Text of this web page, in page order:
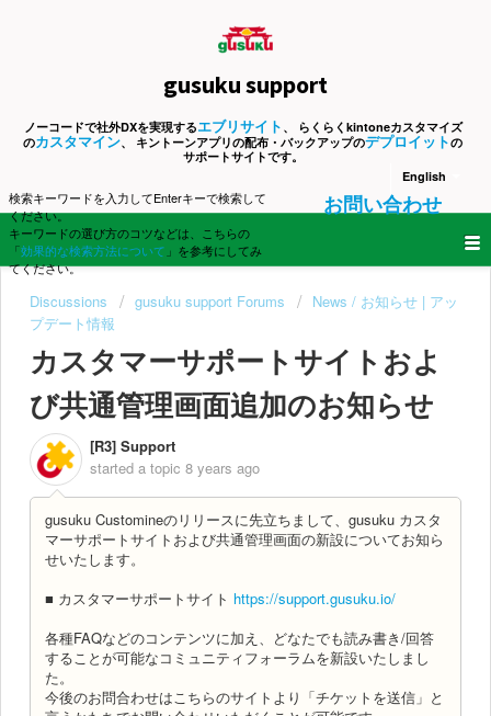
gusuku support
ノーコードで社外DXを実現するエブリサイト 、 らくらくkintoneカスタマイズ
のカスタマイン、 キントーンアプリの配布・バックアップのデプロイットの
サポートサイトです。
English
検索キーワードを入力してEnterキーで検索して
ください。
キーワードの選び方のコツなどは、こちらの
「効果的な検索方法について 」を参考にしてみ
てください。
お問い合わせ
Discussions gusuku support Forums
News / お知らせ | アッ
プデート情報
カスタマーサポートサイトおよ
び共通管理画面追加のお知らせ
[R3] Support
started a topic 8 years ago
gusuku Customineのリリースに先立ちまして、gusuku カスタ
マーサポートサイトおよび共通管理画面の新設についてお知ら
せいたします。
■ カスタマーサポートサイト https://support.gusuku.io/
各種FAQなどのコンテンツに加え、どなたでも読み書き/回答
することが可能なコミュニティフォーラムを新設いたしまし
た。
今後のお問合わせはこちらのサイトより「チケットを送信」と